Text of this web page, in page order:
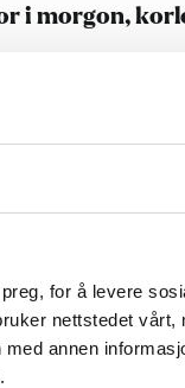
for å levere
nettstedet vårt,
annen
i morgon,
på kort
å seie
å tru at
Forskjellen er
inn til jorda
vil føre til at
og